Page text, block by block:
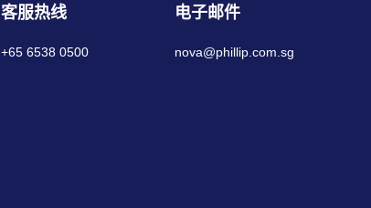
客服热线
+65 6538 0500
电子邮件
nova@phillip.com.sg